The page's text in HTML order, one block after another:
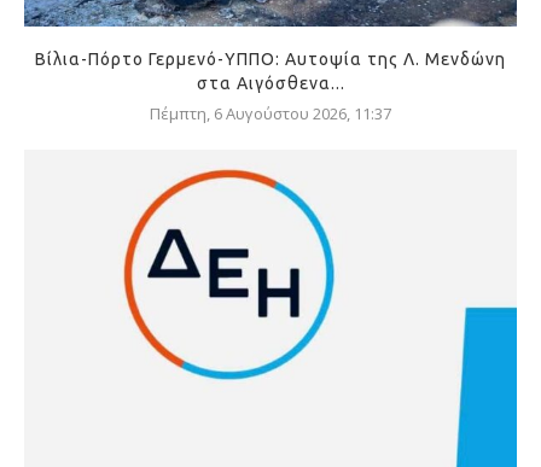
Βίλια-Πόρτο Γερμενό-ΥΠΠΟ: Αυτοψία της Λ. Μενδώνη
στα Αιγόσθενα...
Πέμπτη, 6 Αυγούστου 2026, 11:37